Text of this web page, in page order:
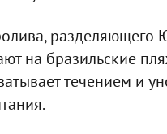
на бразильские
течением и